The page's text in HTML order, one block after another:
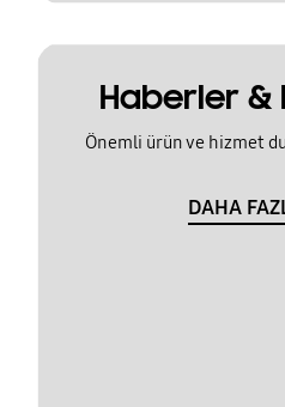
Haberler &
Önemli ürün ve hizmet
DAHA